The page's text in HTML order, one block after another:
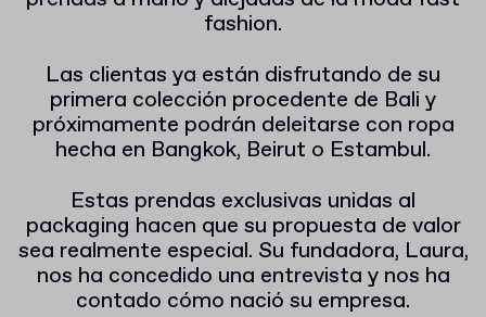
fashion.
Las clientas ya están disfrutando de su
primera colección procedente de Bali y
próximamente podrán deleitarse con ropa
hecha en Bangkok, Beirut o Estambul.
Estas prendas exclusivas unidas al
packaging hacen que su propuesta de valor
sea realmente especial. Su fundadora, Laura,
nos ha concedido una entrevista y nos ha
contado cómo nació su empresa.